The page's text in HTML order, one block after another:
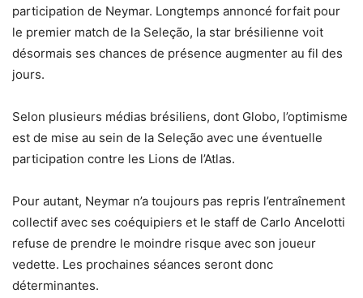
participation de Neymar. Longtemps annoncé forfait pour
le premier match de la Seleção, la star brésilienne voit
désormais ses chances de présence augmenter au fil des
jours.
Selon plusieurs médias brésiliens, dont Globo, l’optimisme
est de mise au sein de la Seleção avec une éventuelle
participation contre les Lions de l’Atlas.
Pour autant, Neymar n’a toujours pas repris l’entraînement
collectif avec ses coéquipiers et le staff de Carlo Ancelotti
refuse de prendre le moindre risque avec son joueur
vedette. Les prochaines séances seront donc
déterminantes.